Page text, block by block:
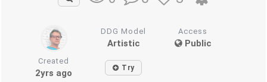
DDG Model
Artistic
Access
Public
Created
2yrs ago Try